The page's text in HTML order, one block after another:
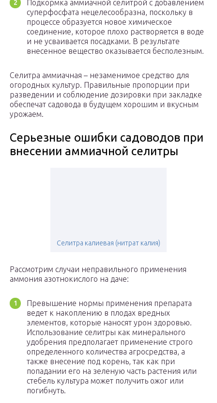
Подкормка аммиачной селитрой с добавлением
суперфосфата нецелесообразна, поскольку в
процессе образуется новое химическое
соединение, которое плохо растворяется в воде
и не усваивается посадками. В результате
внесенное вещество оказывается бесполезным.
Селитра аммиачная – незаменимое средство для
огородных культур. Правильные пропорции при
разведении и соблюдение дозировки при закладке
обеспечат садовода в будущем хорошим и вкусным
урожаем.
Серьезные ошибки садоводов при
внесении аммиачной селитры
Селитра калиевая (нитрат калия)
Рассмотрим случаи неправильного применения
аммония азотнокислого на даче:
Превышение нормы применения препарата
ведет к накоплению в плодах вредных
элементов, которые наносят урон здоровью.
Использование селитры как минерального
удобрения предполагает применение строго
определенного количества агросредства, а
также внесение под корень, так как при
попадании его на зеленую часть растения или
стебель культура может получить ожог или
погибнуть.